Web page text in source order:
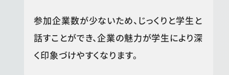
参加企業数が少ないため、じっくりと学生と
話すことができ、企業の魅力が学生により深
く印象づけやすくなります。